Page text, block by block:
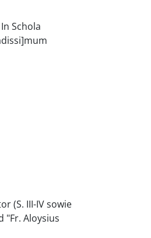
Schola
(S. III-IV sowie
"Fr. Aloysius